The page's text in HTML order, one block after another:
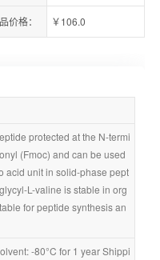
价格： ￥106.0
protected at the N-termi
(Fmoc) and can be used
acid unit in solid-phase pept
L-valine is stable in org
for peptide synthesis an
-80°C for 1 year Shippi